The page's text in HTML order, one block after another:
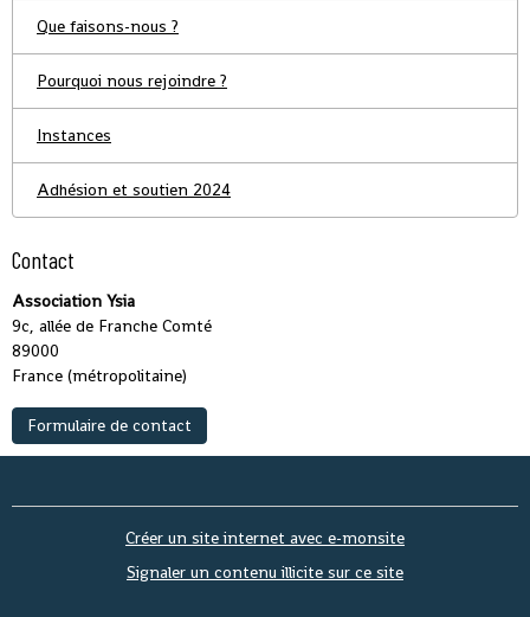
Que faisons-nous ?
Pourquoi nous rejoindre ?
Instances
Adhésion et soutien 2024
Contact
Association Ysia
9c, allée de Franche Comté
89000
France (métropolitaine)
Formulaire de contact
Créer un site internet avec e-monsite
Signaler un contenu illicite sur ce site